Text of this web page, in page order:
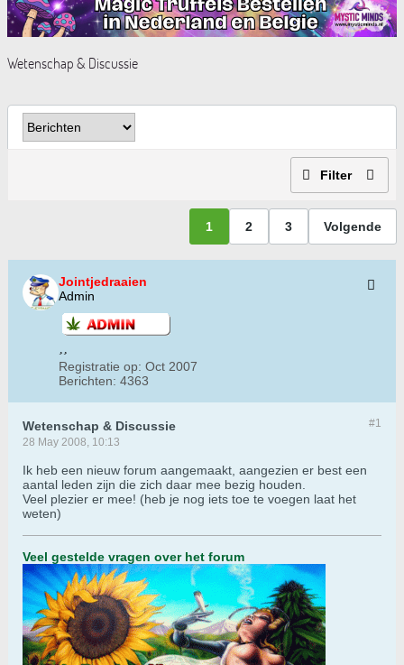
Wetenschap & Discussie
Filter
1 2 3 Volgende
Jointjedraaien
Admin
Registratie op: Oct 2007
Berichten: 4363
#1
Wetenschap & Discussie
28 May 2008, 10:13
Ik heb een nieuw forum aangemaakt, aangezien er best een
aantal leden zijn die zich daar mee bezig houden.
Veel plezier er mee! (heb je nog iets toe te voegen laat het
weten)
Veel gestelde vragen over het forum